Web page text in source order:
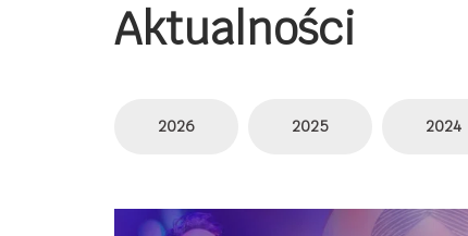
Aktualności
2026 2025 2024